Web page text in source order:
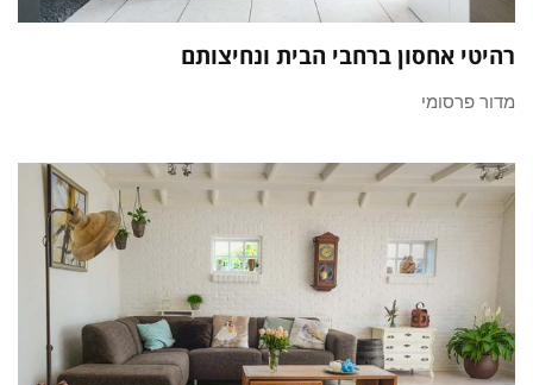
רהיטי אחסון ברחבי הבית ונחיצותם
מדור פרסומי